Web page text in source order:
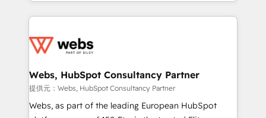
adoption, sales process and marketing results.
the first time 🔧 Designing and optimising your
and build using HubSpot 🔌 Integrating HubSpot
with other systems 🎓 Training your teams to be
HubSpot pros 📊 Lead generation services using
HubSpot Why us? - SIX HubSpot Accreditations -
Webs, HubSpot Consultancy Partner
提供元：Webs, HubSpot Consultancy Partner
Webs, as part of the leading European HubSpot